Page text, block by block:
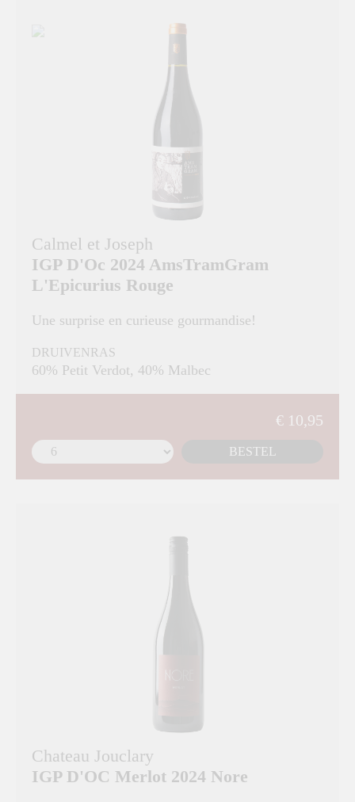
Calmel et Joseph
IGP D'Oc 2024 AmsTramGram
L'Epicurius Rouge
Une surprise en curieuse gourmandise!
DRUIVENRAS
60% Petit Verdot, 40% Malbec
€ 10,95
BESTEL
Chateau Jouclary
IGP D'OC Merlot 2024 Nore